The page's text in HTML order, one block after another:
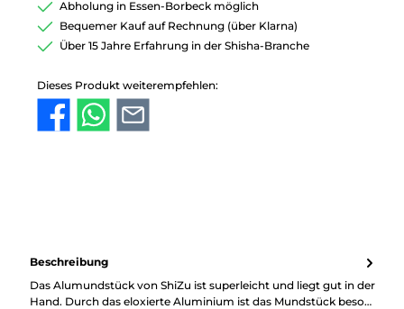
Abholung in Essen-Borbeck möglich
Bequemer Kauf auf Rechnung (über Klarna)
Über 15 Jahre Erfahrung in der Shisha-Branche
Dieses Produkt weiterempfehlen:
Beschreibung
Das Alumundstück von ShiZu ist superleicht und liegt gut in der
Hand. Durch das eloxierte Aluminium ist das Mundstück beso…